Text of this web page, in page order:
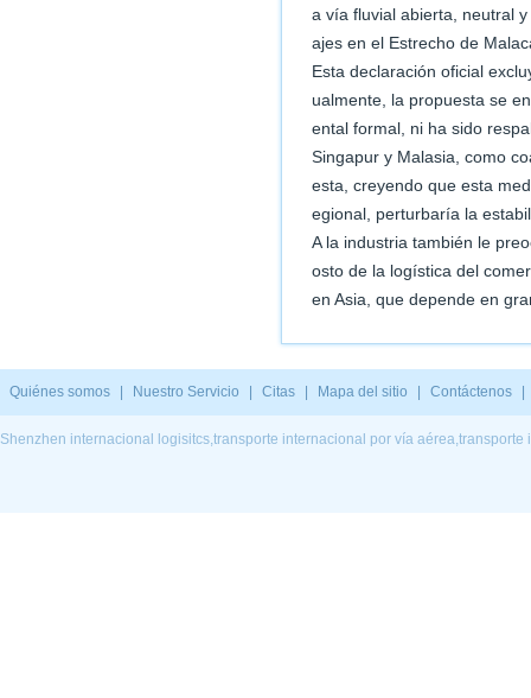
a vía fluvial abierta, neutral
ajes en el Estrecho de
Esta declaración oficial
ualmente, la propuesta se
ental formal, ni ha sido
Singapur y Malasia, como
esta, creyendo que esta
egional, perturbaría la
A la industria también le
osto de la logística del
en Asia, que depende en
Quiénes somos Nuestro Servicio Citas Mapa del sitio Contáctenos
Shenzhen internacional logisitcs,transporte internacional por vía